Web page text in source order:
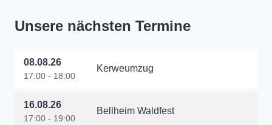
Unsere nächsten Termine
08.08.26
17:00 - 18:00
Kerweumzug
16.08.26
17:00 - 19:00
Bellheim Waldfest